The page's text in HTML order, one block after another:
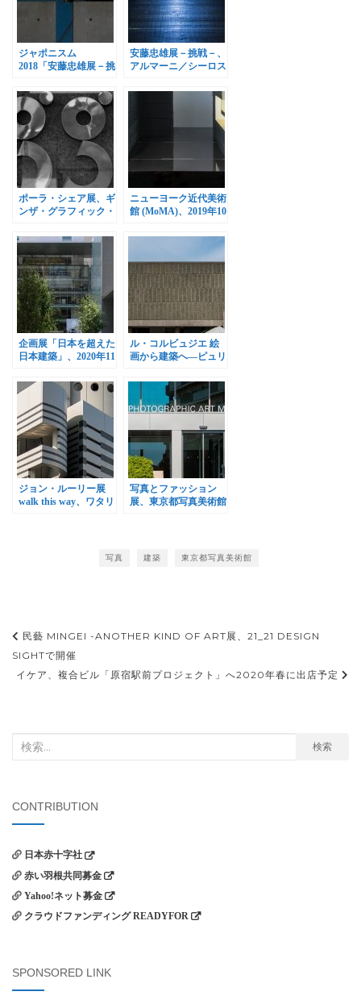
ジャポニスム
2018「安藤忠雄展－挑
センターで開催
安藤忠雄展－挑戦－、
アルマーニ／シーロス
ポーラ・シェア展、ギ
ンザ・グラフィック・
ニューヨーク近代美術
館 (MoMA)、2019年10
ープン
企画展「日本を超えた
日本建築」、2020年11
ル・コルビュジエ 絵
画から建築へ―ピュリ
美術館で開催
ジョン・ルーリー展
walk this way、ワタリ
写真とファッション
展、東京都写真美術館
写真 建築 東京都写真美術館
投
稿
ナ
ゲ
ー
ョ
ン
民藝 MINGEI -ANOTHER KIND OF ART展、21_21 DESIGN
SIGHTで開催
イケア、複合ビル「原宿駅前プロジェクト」へ2020年春に出店予定
象:
検索
CONTRIBUTION
日本赤十字社
赤い羽根共同募金
Yahoo!ネット募金
クラウドファンディング READYFOR
SPONSORED LINK